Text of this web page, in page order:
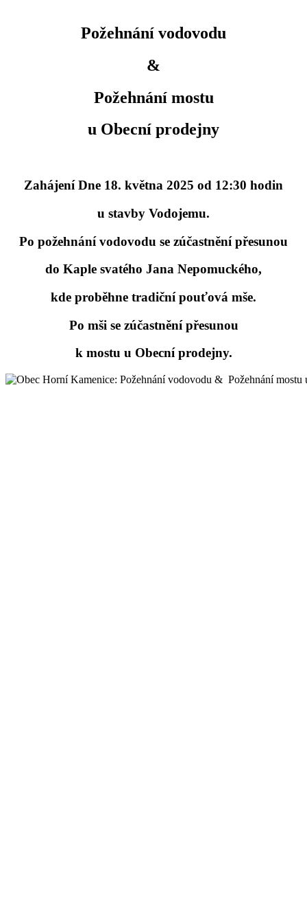
Požehnání vodovodu
&
Požehnání mostu
u Obecní prodejny
Zahájení Dne 18. května 2025 od 12:30 hodin
u stavby Vodojemu.
Po požehnání vodovodu se zúčastnění přesunou
do Kaple svatého Jana Nepomuckého,
kde proběhne tradiční pouťová mše.
Po mši se zúčastnění přesunou
k mostu u Obecní prodejny.